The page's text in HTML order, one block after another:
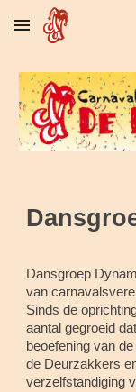
Skip to main content
Dansgroep
van
Sinds de
aantal gegroeid
beoefening van
de Deurzakkers
verzelfstandiging